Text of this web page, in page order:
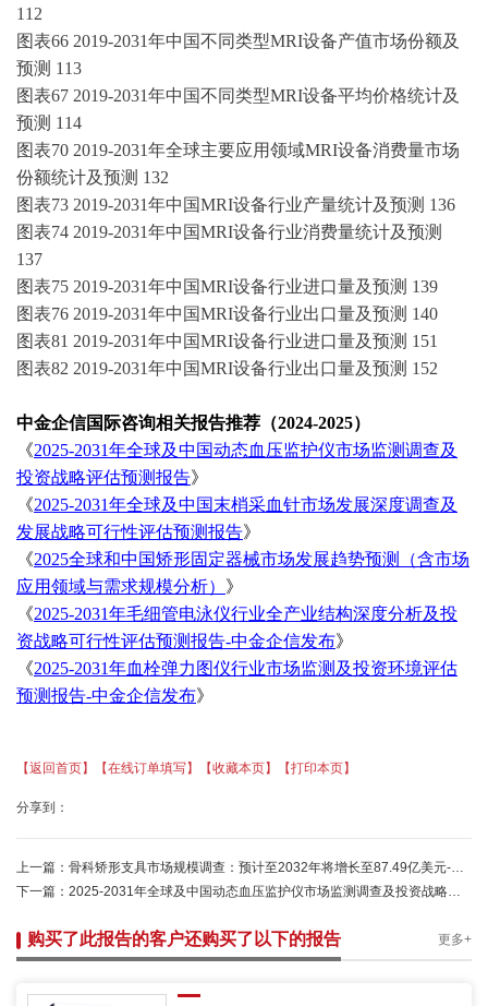
112
图表66 2019-2031年中国不同类型MRI设备产值市场份额及
预测 113
图表67 2019-2031年中国不同类型MRI设备平均价格统计及
预测 114
图表70 2019-2031年全球主要应用领域MRI设备消费量市场
份额统计及预测 132
图表73 2019-2031年中国MRI设备行业产量统计及预测 136
图表74 2019-2031年中国MRI设备行业消费量统计及预测
137
图表75 2019-2031年中国MRI设备行业进口量及预测 139
图表76 2019-2031年中国MRI设备行业出口量及预测 140
图表81 2019-2031年中国MRI设备行业进口量及预测 151
图表82 2019-2031年中国MRI设备行业出口量及预测 152
中金企信国际咨询相关报告推荐（2024-2025）
《2025-2031年全球及中国动态血压监护仪市场监测调查及
投资战略评估预测报告》
《2025-2031年全球及中国末梢采血针市场发展深度调查及
发展战略可行性评估预测报告》
《2025全球和中国矫形固定器械市场发展趋势预测（含市场
应用领域与需求规模分析） 》
《2025-2031年毛细管电泳仪行业全产业结构深度分析及投
资战略可行性评估预测报告-中金企信发布》
《2025-2031年血栓弹力图仪行业市场监测及投资环境评估
预测报告-中金企信发布》
【返回首页】 【在线订单填写】 【收藏本页】 【打印本页】
分享到：
上一篇： 骨科矫形支具市场规模调查：预计至2032年将增长至87.49亿美元-中金企信发布
下一篇： 2025-2031年全球及中国动态血压监护仪市场监测调查及投资战略评估预测报告
购买了此报告的客户还购买了以下的报告 更多+